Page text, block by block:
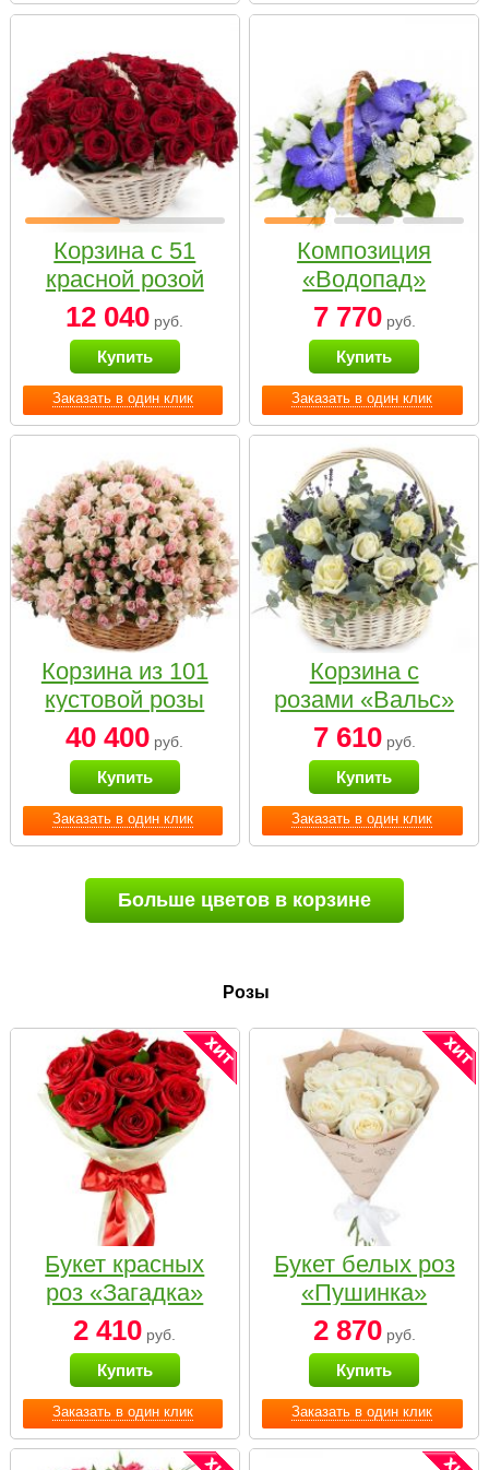
Заказать в один клик
Корзина с 51
красной розой
12 040 руб.
Купить
Заказать в один клик
Композиция
«Водопад»
7 770руб.
Купить
Заказать в один клик
Корзина из 101
кустовой розы
нежных тонов
40 400 руб.
Купить
Заказать в один клик
Корзина с
розами «Вальс»
7 610руб.
Купить
Больше цветов в корзине
Розы
Заказать в один клик
Букет красных
роз «Загадка»
2 410 руб.
Купить
Заказать в один клик
Букет белых роз
«Пушинка»
2 870руб.
Купить